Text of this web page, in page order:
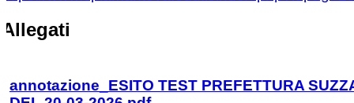
Allegati
annotazione_ESITO TEST PREFETTURA